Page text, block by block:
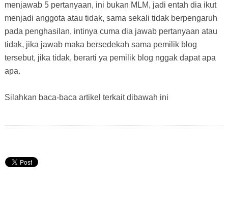
menjawab 5 pertanyaan, ini bukan MLM, jadi entah dia ikut
menjadi anggota atau tidak, sama sekali tidak berpengaruh
pada penghasilan, intinya cuma dia jawab pertanyaan atau
tidak, jika jawab maka bersedekah sama pemilik blog
tersebut, jika tidak, berarti ya pemilik blog nggak dapat apa
apa.
Silahkan baca-baca artikel terkait dibawah ini